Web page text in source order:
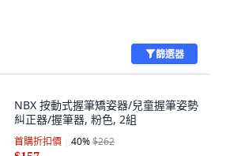
篩選器
NBX 按動式握筆矯姿器/兒童握筆姿勢
糾正器/握筆器, 粉色, 2組
首購折扣價 40%$262